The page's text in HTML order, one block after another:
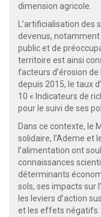
dimension agricole.
L’artificialisation
devenus,
public et de
territoire est ainsi
facteurs d’érosion
depuis 2015, le taux
10 « Indicateurs de
pour le suivi de ses
Dans ce contexte, le
solidaire, l’Ademe et
l’alimentation ont
connaissances
déterminants
sols, ses impacts sur
les leviers d’action
et les effets négatifs.